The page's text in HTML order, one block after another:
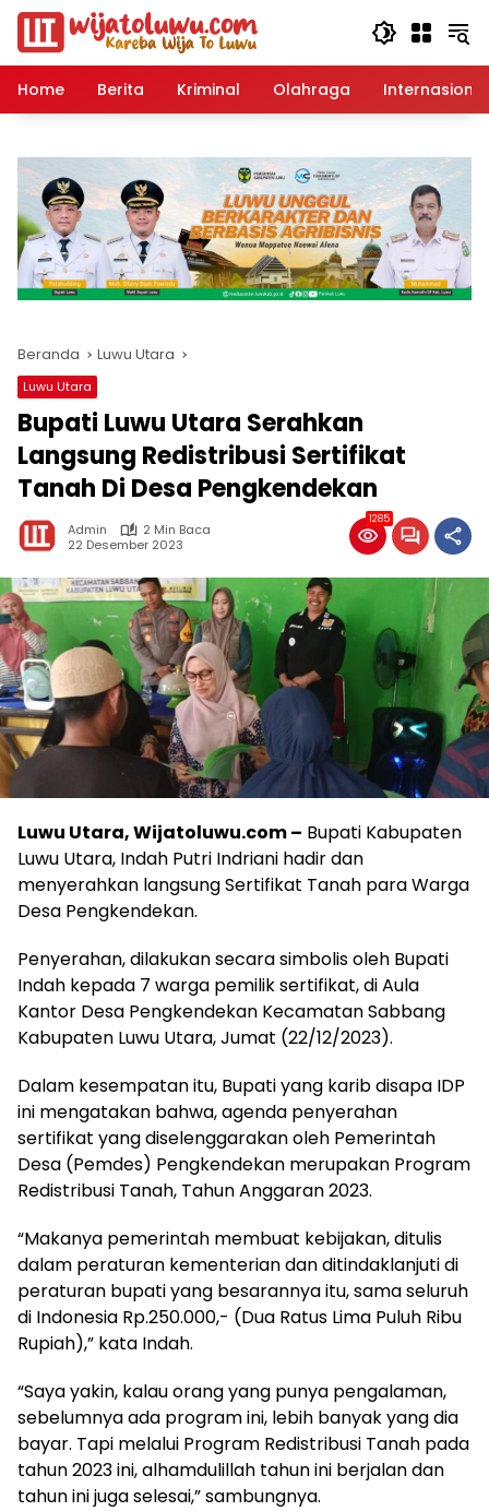
Langsung
konten
Home
Berita Kriminal Olahraga Internasional
Beranda Luwu Utara
Luwu Utara
Bupati Luwu Utara Serahkan
Langsung Redistribusi Sertifikat
Tanah Di Desa Pengkendekan
Admin
2 Min Baca
22 Desember 2023
1285
Luwu Utara, Wijatoluwu.com – Bupati Kabupaten
Luwu Utara, Indah Putri Indriani hadir dan
menyerahkan langsung Sertifikat Tanah para Warga
Desa Pengkendekan.
Penyerahan, dilakukan secara simbolis oleh Bupati
Indah kepada 7 warga pemilik sertifikat, di Aula
Kantor Desa Pengkendekan Kecamatan Sabbang
Kabupaten Luwu Utara, Jumat (22/12/2023).
Dalam kesempatan itu, Bupati yang karib disapa IDP
ini mengatakan bahwa, agenda penyerahan
sertifikat yang diselenggarakan oleh Pemerintah
Desa (Pemdes) Pengkendekan merupakan Program
Redistribusi Tanah, Tahun Anggaran 2023.
“Makanya pemerintah membuat kebijakan, ditulis
dalam peraturan kementerian dan ditindaklanjuti di
peraturan bupati yang besarannya itu, sama seluruh
di Indonesia Rp.250.000,- (Dua Ratus Lima Puluh Ribu
Rupiah),” kata Indah.
“Saya yakin, kalau orang yang punya pengalaman,
sebelumnya ada program ini, lebih banyak yang dia
bayar. Tapi melalui Program Redistribusi Tanah pada
tahun 2023 ini, alhamdulillah tahun ini berjalan dan
tahun ini juga selesai,” sambungnya.